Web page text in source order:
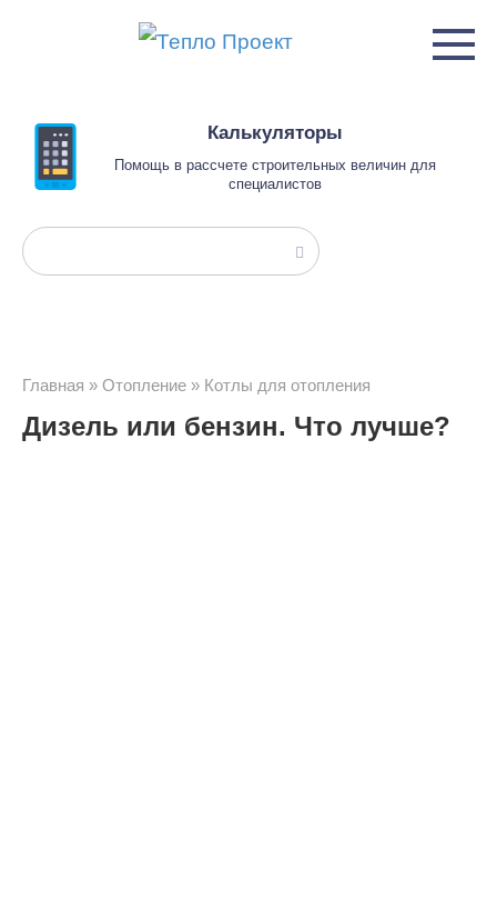
Калькуляторы
Помощь в рассчете строительных величин для
специалистов
Поиск:
Главная » Отопление » Котлы для отопления
Дизель или бензин. Что лучше?